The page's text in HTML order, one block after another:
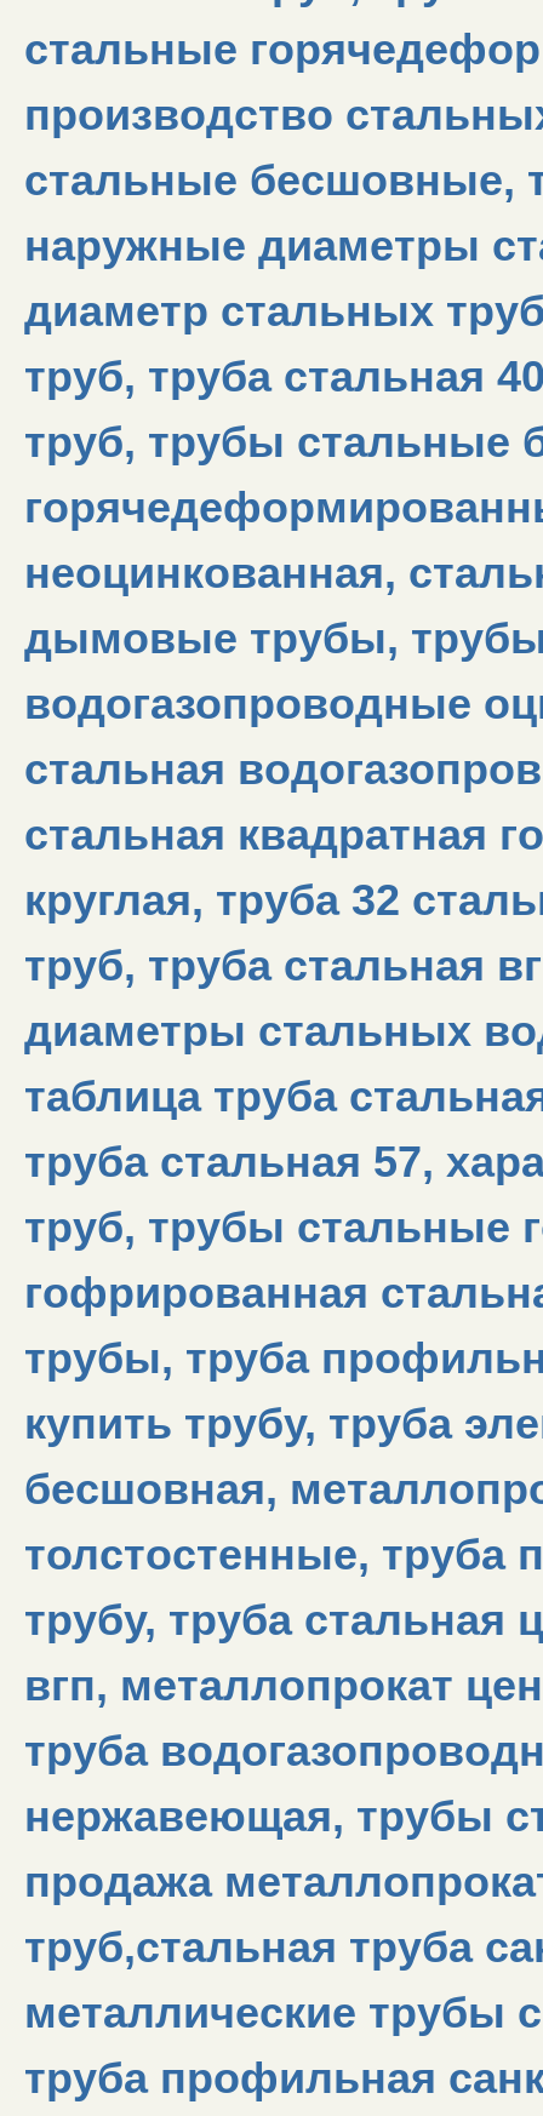
стальные
производство
стальные бесшовные,
наружные диаметры
диаметр стальных
труб, труба стальная
труб, трубы стальные
неоцинкованная,
дымовые трубы,
водогазопроводные
стальная
стальная квадратная
круглая, труба 32
труб, труба стальная
диаметры стальных
таблица труба
труба стальная 57,
труб, трубы стальные
гофрированная
трубы, труба
купить трубу, труба
бесшовная,
толстостенные, труба
трубу, труба стальная
вгп, металлопрокат
труба
нержавеющая, трубы
продажа
труб,стальная труба
металлические трубы
труба профильная